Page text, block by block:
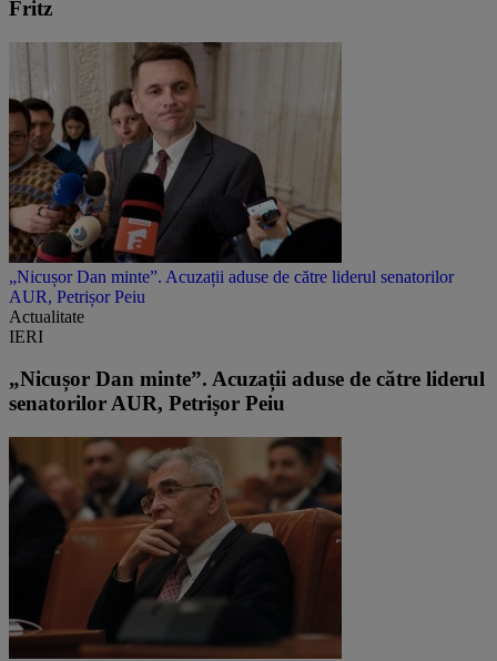
Fritz
„Nicușor Dan minte”. Acuzații aduse de către liderul senatorilor
AUR, Petrișor Peiu
Actualitate
IERI
„Nicușor Dan minte”. Acuzații aduse de către liderul
senatorilor AUR, Petrișor Peiu